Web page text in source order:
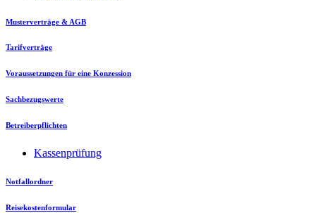
Musterverträge & AGB
Tarifverträge
Voraussetzungen für eine Konzession
Sachbezugswerte
Betreiberpflichten
Kassenprüfung
Notfallordner
Reisekostenformular